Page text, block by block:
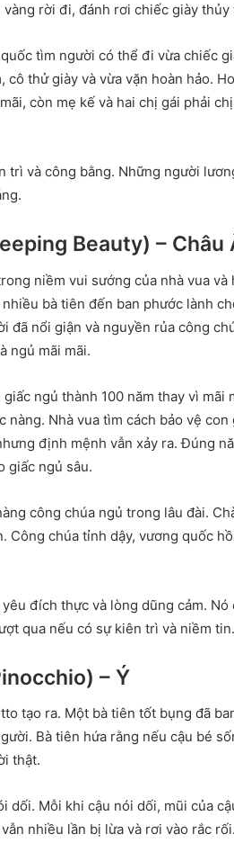
rời đi, đánh rơi chiếc giày thủy
tìm người có thể đi vừa chiếc
thử giày và vừa vặn hoàn hảo.
còn mẹ kế và hai chị gái phải
trì và công bằng. Những người
Beauty) – Châu
niềm vui sướng của nhà vua và
bà tiên đến ban phước lành
đã nổi giận và nguyền rủa công
ngủ mãi mãi.
ngủ thành 100 năm thay vì mãi
Nhà vua tìm cách bảo vệ con
định mệnh vẫn xảy ra. Đúng
giấc ngủ sâu.
công chúa ngủ trong lâu đài.
Công chúa tỉnh dậy, vương quốc
đích thực và lòng dũng cảm. Nó
qua nếu có sự kiên trì và niềm tin.
– Ý
tạo ra. Một bà tiên tốt bụng đã
Bà tiên hứa rằng nếu cậu bé
thật.
Mỗi khi cậu nói dối, mũi của
nhiều lần bị lừa và rơi vào rắc